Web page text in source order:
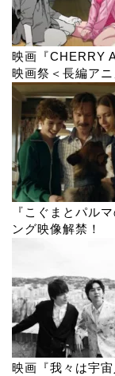
映画『CHERRY
映画祭＜長編ア
『こぐまとパル
ング映像解禁！
映画『我々は宇